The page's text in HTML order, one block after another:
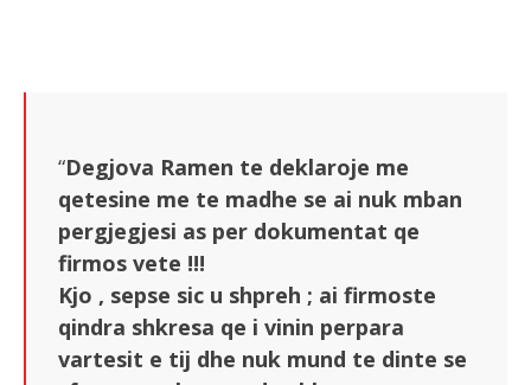
“Degjova Ramen te deklaroje me
qetesine me te madhe se ai nuk mban
pergjegjesi as per dokumentat qe
firmos vete !!!
Kjo , sepse sic u shpreh ; ai firmoste
qindra shkresa qe i vinin perpara
vartesit e tij dhe nuk mund te dinte se